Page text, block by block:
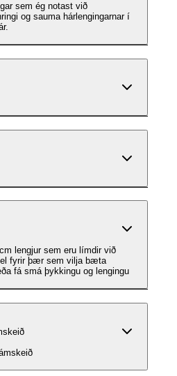
sem ég notast við
og sauma hárlengingarnar í
lengjur sem eru límdir við
fyrir þær sem vilja bæta
fá smá þykkingu og lengingu